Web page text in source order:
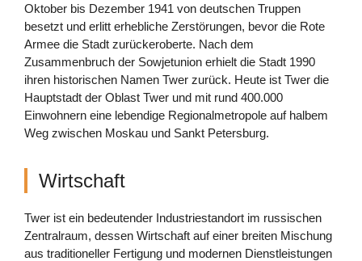
Oktober bis Dezember 1941 von deutschen Truppen
besetzt und erlitt erhebliche Zerstörungen, bevor die Rote
Armee die Stadt zurückeroberte. Nach dem
Zusammenbruch der Sowjetunion erhielt die Stadt 1990
ihren historischen Namen Twer zurück. Heute ist Twer die
Hauptstadt der Oblast Twer und mit rund 400.000
Einwohnern eine lebendige Regionalmetropole auf halbem
Weg zwischen Moskau und Sankt Petersburg.
Wirtschaft
Twer ist ein bedeutender Industriestandort im russischen
Zentralraum, dessen Wirtschaft auf einer breiten Mischung
aus traditioneller Fertigung und modernen Dienstleistungen